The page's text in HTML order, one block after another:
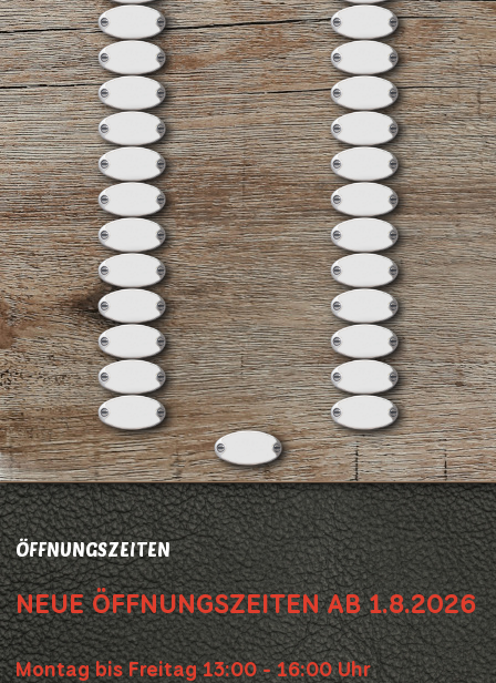
ÖFFNUNGSZEITEN
NEUE ÖFFNUNGSZEITEN AB 1.8.2026
Montag bis Freitag 13:00 - 16:00 Uhr